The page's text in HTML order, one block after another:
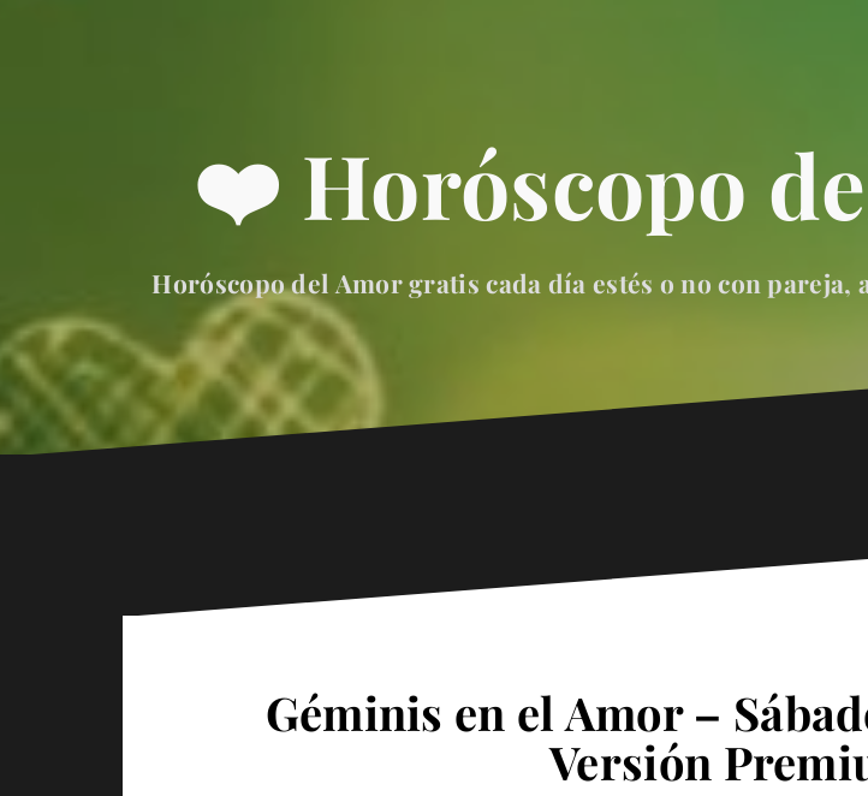
❤️ Horóscopo
Horóscopo del Amor gratis cada día estés o no con
Géminis en el Amor –
Versión